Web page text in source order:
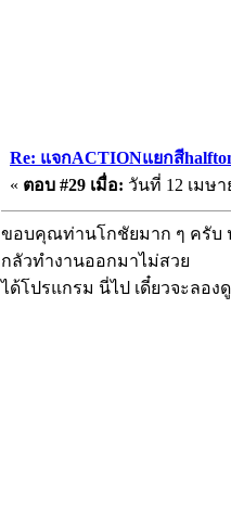
Re: แจกACTIONแยกสี
« ตอบ #29 เมื่อ: วันที่ 12 เมษา
ขอบคุณท่านโกชัยมาก ๆ ครับ
กลัวทำงานออกมาไม่สวย
ได้โปรแกรม นี่ไป เดี๋ยวจะลอง